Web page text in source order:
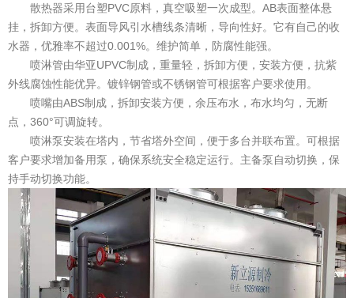
散热器采用台塑PVC原料，真空吸塑一次成型。AB表面整体悬
挂，拆卸方便。表面导风引水槽线条清晰，导向性好。它有自己的收
水器，优雅率不超过0.001%。维护简单，防腐性能强。
喷淋管由华亚UPVC制成，重量轻，拆卸方便，安装方便，抗紫
外线腐蚀性能优异。镀锌钢管或不锈钢管可根据客户要求使用。
喷嘴由ABS制成，拆卸安装方便，余压布水，布水均匀，无断
点，360°可调旋转。
喷淋泵安装在塔内，节省塔外空间，便于多台并联布置。可根据
客户要求增加备用泵，确保系统安全稳定运行。主备泵自动切换，保
持手动切换功能。